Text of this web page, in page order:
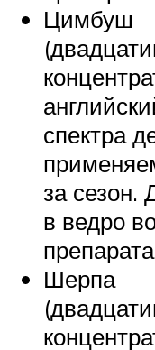
Цимбуш
спектра
за сезон.
в ведро
Шерпа